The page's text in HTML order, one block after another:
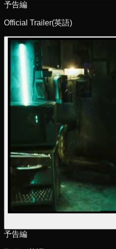
予告編
Official Trailer(英語)
予告編